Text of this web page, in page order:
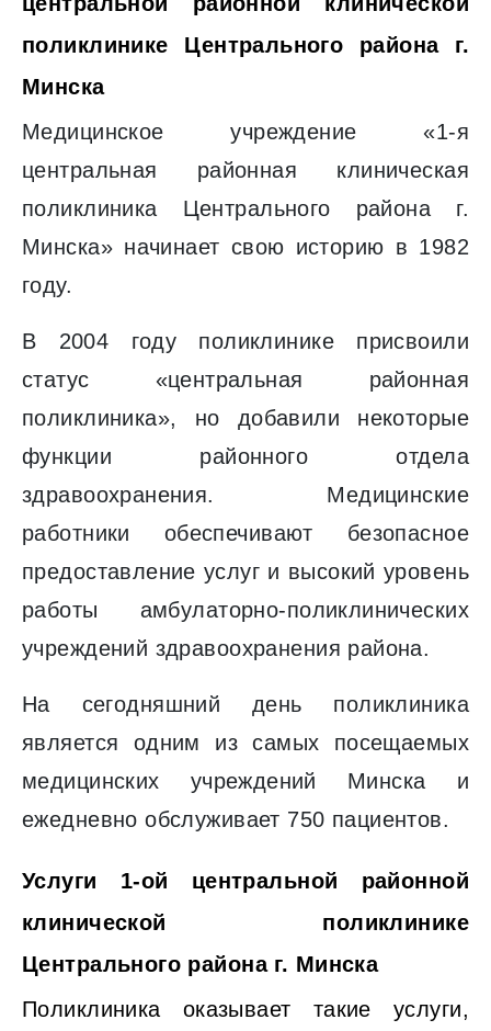
поликлинике Центрального района г.
Минска
Медицинское учреждение «1-я
центральная районная клиническая
поликлиника Центрального района г.
Минска» начинает свою историю в 1982
году.
В 2004 году поликлинике присвоили
статус «центральная районная
поликлиника», но добавили некоторые
функции районного отдела
здравоохранения. Медицинские
работники обеспечивают безопасное
предоставление услуг и высокий уровень
работы амбулаторно-поликлинических
учреждений здравоохранения района.
На сегодняшний день поликлиника
является одним из самых посещаемых
медицинских учреждений Минска и
ежедневно обслуживает 750 пациентов.
Услуги 1-ой центральной районной
клинической поликлинике
Центрального района г. Минска
Поликлиника оказывает такие услуги,